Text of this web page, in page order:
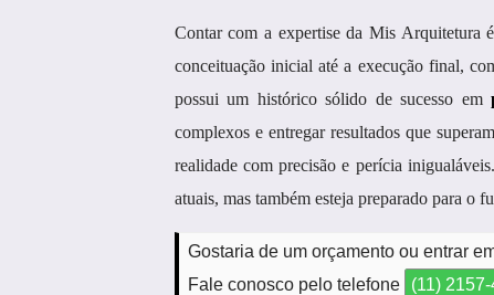
Contar com a expertise da Mis Arquitetura
conceituação inicial até a execução final,
possui um histórico sólido de sucesso em
complexos e entregar resultados que
realidade com precisão e perícia
atuais, mas também esteja preparado para o
Gostaria de um orçamento ou entrar
Fale conosco pelo telefone
(11)